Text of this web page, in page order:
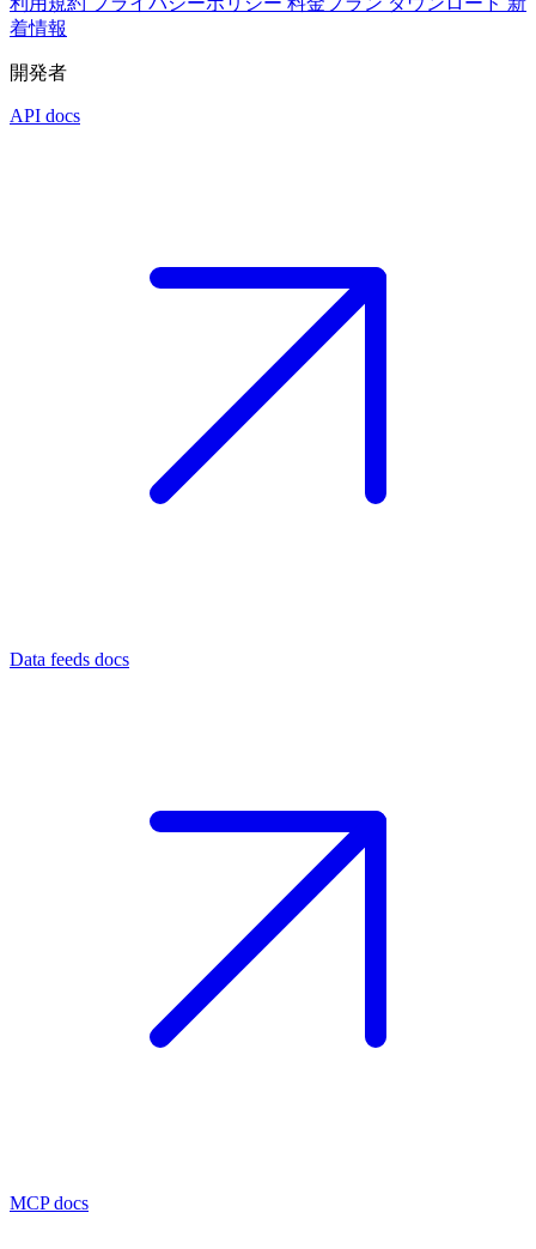
着情報
開発者
API docs
Data feeds docs
MCP docs